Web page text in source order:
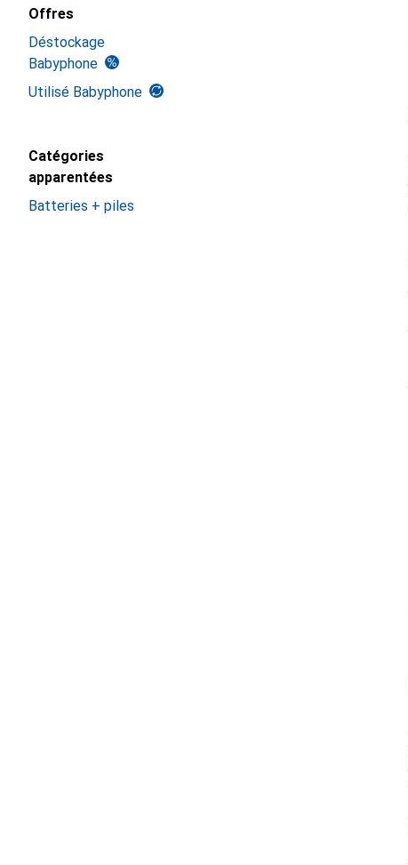
Offres
Déstockage
Babyphone
Utilisé Babyphone
Catégories
apparentées
Batteries + piles